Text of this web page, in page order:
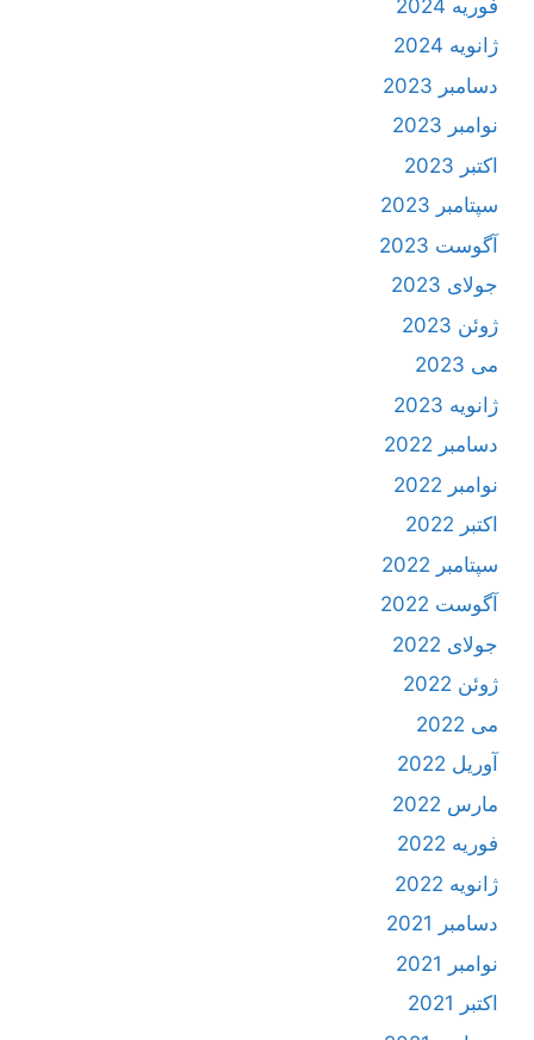
فوریه 2024
ژانویه 2024
دسامبر 2023
نوامبر 2023
اکتبر 2023
سپتامبر 2023
آگوست 2023
جولای 2023
ژوئن 2023
می 2023
ژانویه 2023
دسامبر 2022
نوامبر 2022
اکتبر 2022
سپتامبر 2022
آگوست 2022
جولای 2022
ژوئن 2022
می 2022
آوریل 2022
مارس 2022
فوریه 2022
ژانویه 2022
دسامبر 2021
نوامبر 2021
اکتبر 2021